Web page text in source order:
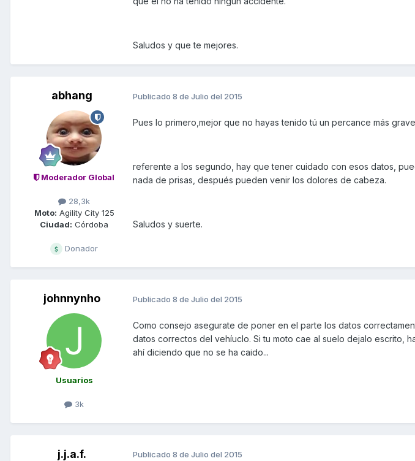
Saludos y que te mejores.
abhang
Moderador Global
28,3k
Moto: Agility City 125
Ciudad: Córdoba
Donador
Publicado 8 de Julio del 2015
Pues lo primero,mejor que no hayas tenido tú un percance más
referente a los segundo, hay que tener cuidado con esos datos,
nada de prisas, después pueden venir los dolores de cabeza.
Saludos y suerte.
johnnynho
Usuarios
3k
Publicado 8 de Julio del 2015
Como consejo asegurate de poner en el parte los datos
datos correctos del vehíuclo. Si tu moto cae al suelo dejalo escrito,
ahí diciendo que no se ha caido...
j.j.a.f. Publicado 8 de Julio del 2015